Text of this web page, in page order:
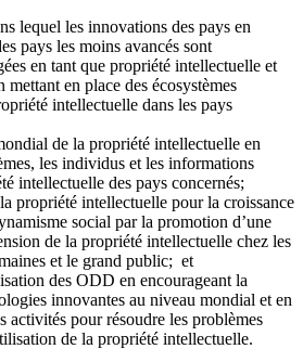
lequel les innovations des pays en
pays les moins avancés sont
en tant que propriété intellectuelle et
mettant en place des écosystèmes
intellectuelle dans les pays
de la propriété intellectuelle en
les individus et les informations
intellectuelle des pays concernés;
propriété intellectuelle pour la croissance
social par la promotion d’une
de la propriété intellectuelle chez les
et le grand public; et
des ODD en encourageant la
innovantes au niveau mondial et en
activités pour résoudre les problèmes
de la propriété intellectuelle.